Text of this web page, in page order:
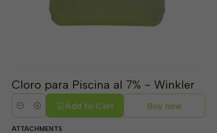
Cloro para Piscina al 7% - Winkler
Quantity
Add to Cart Buy now
ATTACHMENTS